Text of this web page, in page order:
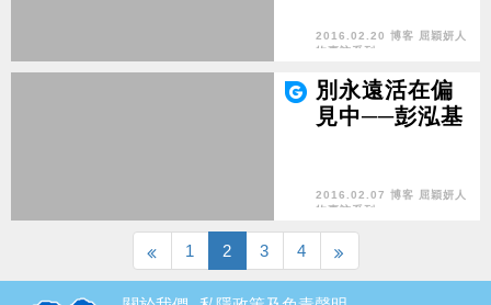
2016.02.20 博客 屈穎妍人
物專訪系列
別永遠活在偏
見中──彭泓基
2016.02.07 博客 屈穎妍人
物專訪系列
1 2 3 4